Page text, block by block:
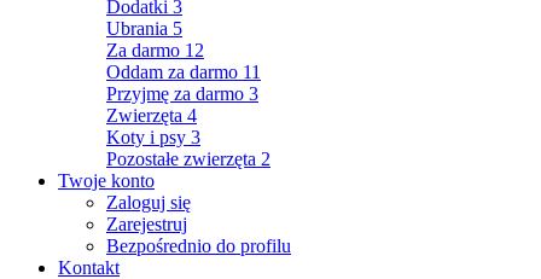
Dodatki 3
Ubrania 5
Za darmo 12
Oddam za darmo 11
Przyjmę za darmo 3
Zwierzęta 4
Koty i psy 3
Pozostałe zwierzęta 2
Twoje konto
Zaloguj się
Zarejestruj
Bezpośrednio do profilu
Kontakt